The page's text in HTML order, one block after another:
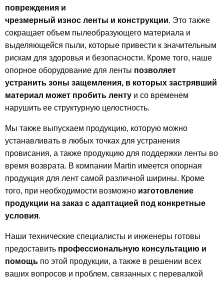
повреждения и
чрезмерный износ ленты и конструкции. Это также
сокращает объем пылеобразующего материала и
выделяющейся пыли, которые привести к значительным
рискам для здоровья и безопасности. Кроме того, наше
опорное оборудование для ленты позволяет
устранить зоны защемления, в которых застрявший
материал может пробить ленту и со временем
нарушить ее структурную целостность.
Мы также выпускаем продукцию, которую можно
устанавливать в любых точках для устранения
провисания, а также продукцию для поддержки ленты во
время возврата. В компании Martin имеется опорная
продукция для лент самой различной ширины. Кроме
того, при необходимости возможно изготовление
продукции на заказ с адаптацией под конкретные
условия.
Наши технические специалисты и инженеры готовы
предоставить профессиональную консультацию и
помощь по этой продукции, а также в решении всех
ваших вопросов и проблем, связанных с перевалкой